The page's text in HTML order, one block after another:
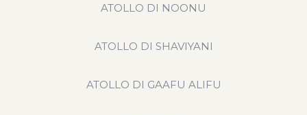
ATOLLO DI NOONU
ATOLLO DI SHAVIYANI
ATOLLO DI GAAFU ALIFU